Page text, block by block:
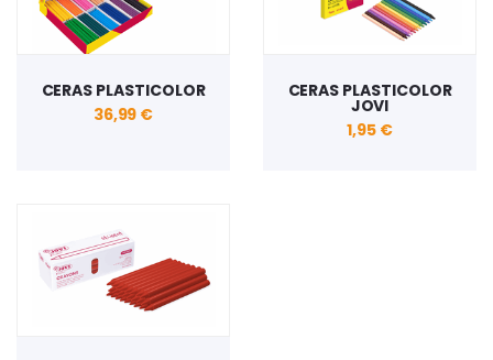
CERAS PLASTICOLOR
36,99 €
CERAS PLASTICOLOR
JOVI
1,95 €